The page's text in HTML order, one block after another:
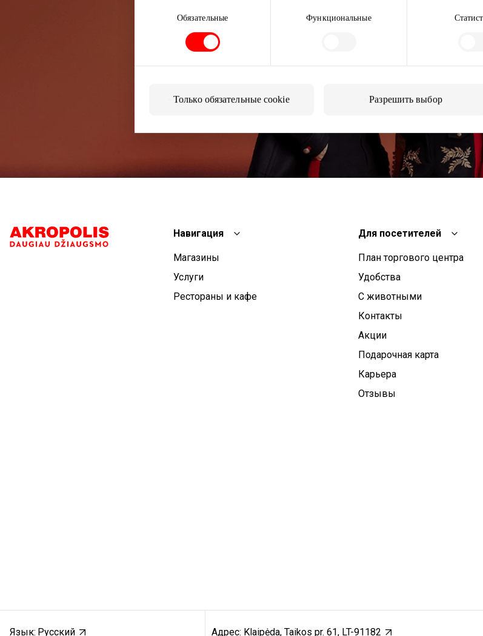
Обязательные Функциональные
Только обязательные cookie Разрешить выбор
Подписаться
Подписываясь на рассылку, вы
Навигация
Магазины
Услуги
Рестораны и кафе
Для посетителей
План торгового центра
Удобства
С животными
Контакты
Aкции
Подарочная карта
Карьера
Отзывы
Язык: Русский Адрес: Klaipėda, Taikos pr. 61, LT-91182